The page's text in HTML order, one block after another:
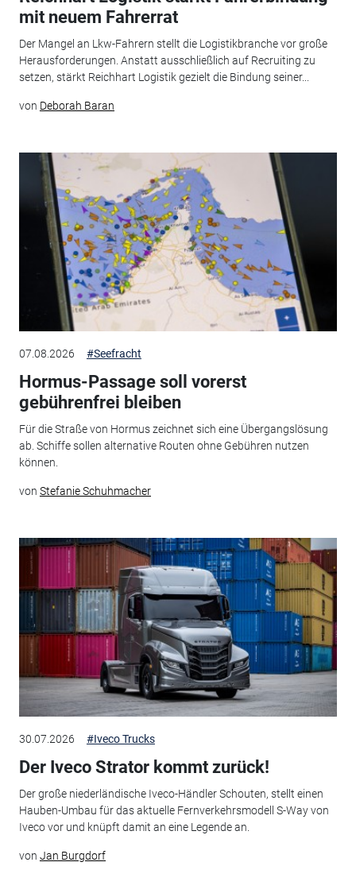
mit neuem Fahrerrat
Der Mangel an Lkw-Fahrern stellt die Logistikbranche vor große
Herausforderungen. Anstatt ausschließlich auf Recruiting zu
setzen, stärkt Reichhart Logistik gezielt die Bindung seiner...
von Deborah Baran
07.08.2026 #Seefracht
Hormus-Passage soll vorerst
gebührenfrei bleiben
Für die Straße von Hormus zeichnet sich eine Übergangslösung
ab. Schiffe sollen alternative Routen ohne Gebühren nutzen
können.
von Stefanie Schuhmacher
30.07.2026 #Iveco Trucks
Der Iveco Strator kommt zurück!
Der große niederländische Iveco-Händler Schouten, stellt einen
Hauben-Umbau für das aktuelle Fernverkehrsmodell S-Way von
Iveco vor und knüpft damit an eine Legende an.
von Jan Burgdorf